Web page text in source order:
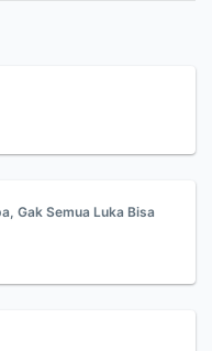
Gak Semua Luka Bisa